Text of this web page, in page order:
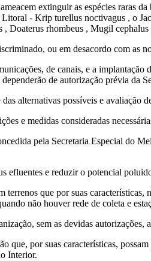
extinguir as espécies raras
- Krip turellus noctivagus , o
Doaterus rhombeus , Mugil
ou em desacordo com as
de canais, e a
dependerão de autorização prévia
alternativas possíveis e avaliação
e medidas consideradas
pela Secretaria Especial do
efluentes e reduzir o potencial
terrenos que por suas
não houver rede de coleta e
sem as devidas
que, por suas características,
Interior.